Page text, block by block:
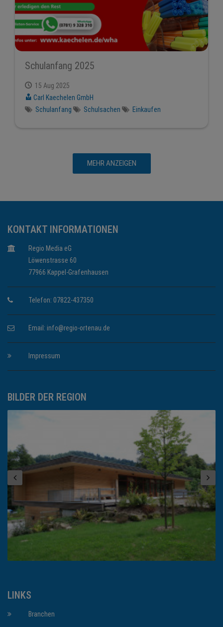
Schulanfang 2025
15 Aug 2025
Carl Kaechelen GmbH
Schulanfang
Schulsachen Einkaufen
MEHR ANZEIGEN
KONTAKT INFORMATIONEN
Regio Media eG
Löwenstrasse 60
77966 Kappel-Grafenhausen
Telefon: 07822-437350
Email: info@regio-ortenau.de
Impressum
BILDER DER REGION
LINKS
Branchen